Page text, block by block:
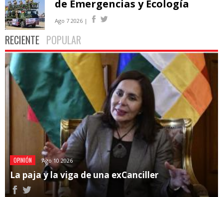
de Emergencias y Ecología
Ago 7 2026 |
RECIENTE POPULAR
OPINIÓN Ago 10 2026
La paja y la viga de una exCanciller